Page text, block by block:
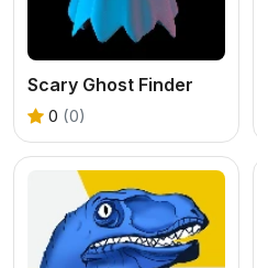
Scary Ghost Finder
0 (0)